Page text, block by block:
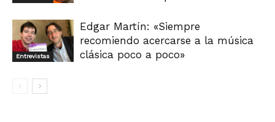
Entrevistas
Edgar Martín: «Siempre
recomiendo acercarse a la música
clásica poco a poco»